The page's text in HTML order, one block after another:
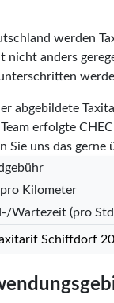
werden
nicht anders
abgebildete
erfolgte
Sie uns das
pro Kilometer
Wartezeit (pro
Schiffdorf